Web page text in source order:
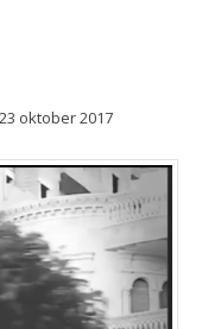
23 oktober 2017